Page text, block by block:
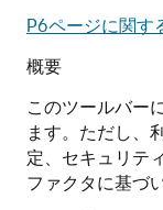
P6ページに関す
概要
このツールバー
ます。ただし、
定、セキュリテ
ファクタに基づ